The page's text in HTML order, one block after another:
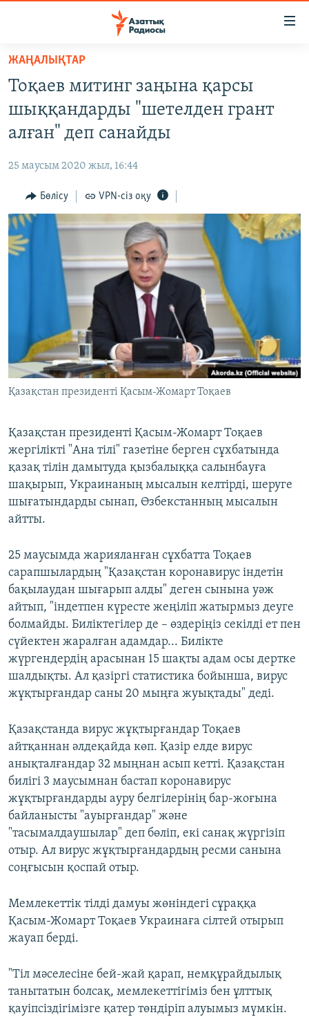
Skip
main
content
to
main
Navigation
to
Search
САЯСАТ
AZATTYQTV
АДАМ ҚҰҚЫҚТАРЫ
ӘЛЕУМЕТ
ӘЛЕМ
АРНАЙЫ ЖОБАЛАР
ЖАЗЫЛЫҢЫЗ
Басқа тілдерде
ЖАҢАЛЫҚТАР
Тоқаев митинг заңына қарсы
шыққандарды "шетелден грант
алған" деп санайды
25 маусым 2020 жыл, 16:44
Бөлісу VPN-сіз оқу
Қазақстан президенті Қасым-Жомарт Тоқаев
Қазақстан президенті Қасым-Жомарт Тоқаев
жергілікті "Ана тілі" газетіне берген сұхбатында
қазақ тілін дамытуда қызбалыққа салынбауға
шақырып, Украинаның мысалын келтірді, шеруге
шығатындарды сынап, Өзбекстанның мысалын
айтты.
25 маусымда жарияланған сұхбатта Тоқаев
сарапшылардың "Қазақстан коронавирус індетін
бақылаудан шығарып алды" деген сынына уәж
айтып, "індетпен күресте жеңіліп жатырмыз деуге
болмайды. Биліктегілер де – өздеріңіз секілді ет пен
сүйектен жаралған адамдар... Билікте
жүргендердің арасынан 15 шақты адам осы дертке
шалдықты. Ал қазіргі статистика бойынша, вирус
жұқтырғандар саны 20 мыңға жуықтады" деді.
Қазақстанда вирус жұқтырғандар Тоқаев
айтқаннан әлдеқайда көп. Қазір елде вирус
анықталғандар 32 мыңнан асып кетті. Қазақстан
билігі 3 маусымнан бастап коронавирус
жұқтырғандарды ауру белгілерінің бар-жоғына
байланысты "ауырғандар" және
"тасымалдаушылар" деп бөліп, екі санақ жүргізіп
отыр. Ал вирус жұқтырғандардың ресми санына
соңғысын қоспай отыр.
Мемлекеттік тілді дамуы жөніндегі сұраққа
Қасым-Жомарт Тоқаев Украинаға сілтей отырып
жауап берді.
"Тіл мәселесіне бей-жай қарап, нем­құрайдылық
танытатын бол­сақ, мемлекеттігіміз бен ұлттық
қауіп­сіздігімізге қатер төндіріп алуымыз мүмкін.